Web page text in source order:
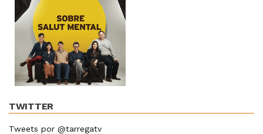
TWITTER
Tweets por @tarregatv